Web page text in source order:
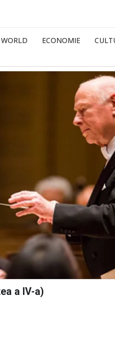
WORLD ECONOMIE
a IV-a)